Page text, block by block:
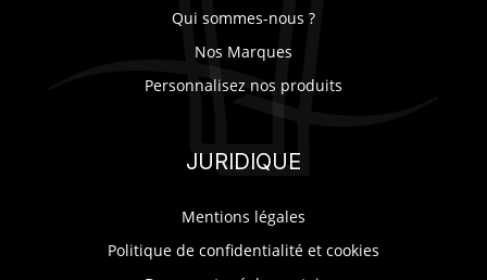
SUR-MESUREQui sommes-nous ?
Nos Marques
Personnalisez nos produits
JURIDIQUE
Mentions légales
Politique de confidentialité et cookies